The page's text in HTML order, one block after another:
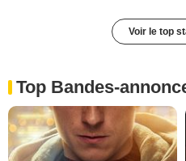
Voir le top
Top Bandes-